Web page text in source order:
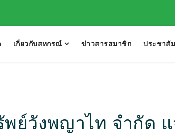
เกี่ยวกับสหกรณ์ ข่าวสารสมาชิก ประชาสั
ย์วังพญาไท จำกัด แ